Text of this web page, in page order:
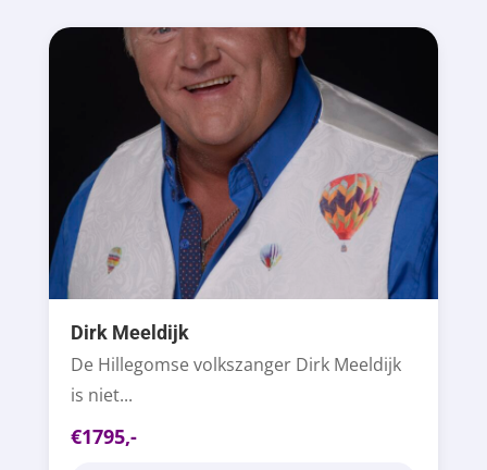
Dirk Meeldijk
De Hillegomse volkszanger Dirk Meeldijk
is niet...
€1795,-